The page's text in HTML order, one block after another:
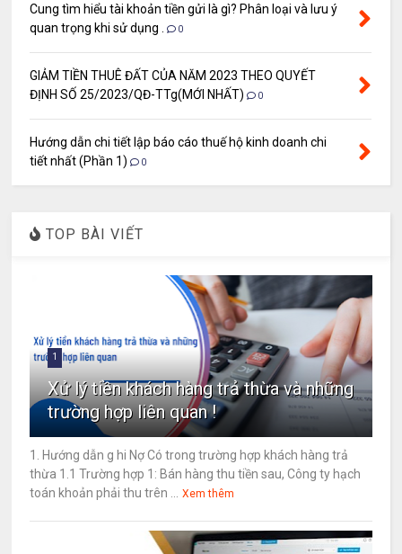
Cung tìm hiểu tài khoản tiền gửi là gì? Phân loại và lưu ý
quan trọng khi sử dụng .
0
GIẢM TIỀN THUÊ ĐẤT CỦA NĂM 2023 THEO QUYẾT
ĐỊNH SỐ 25/2023/QĐ-TTg(MỚI NHẤT)
0
Hướng dẫn chi tiết lập báo cáo thuế hộ kinh doanh chi
tiết nhất (Phần 1)
0
TOP BÀI VIẾT
1
Xử lý tiền khách hàng trả thừa và những
trường hợp liên quan !
1. Hướng dẫn g hi Nợ Có trong trường hợp khách hàng trả
thừa 1.1 Trường hợp 1: Bán hàng thu tiền sau, Công ty hạch
toán khoản phải thu trên ...
Xem thêm